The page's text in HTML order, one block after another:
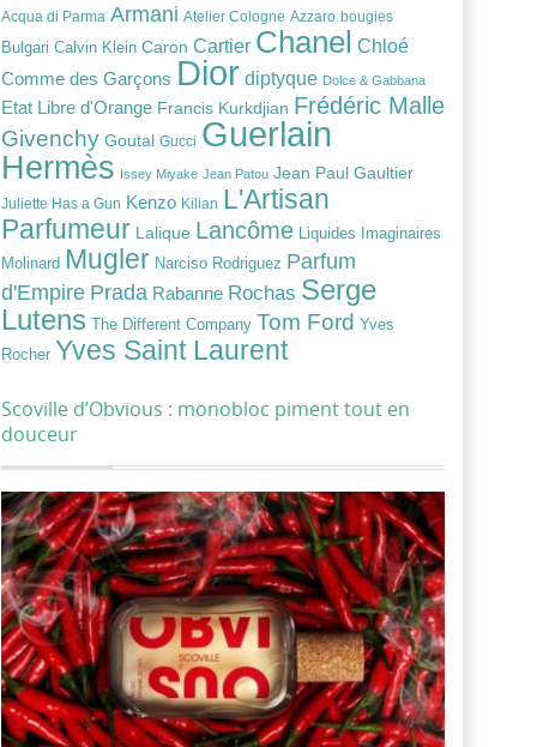
Acqua di Parma Armani Atelier Cologne Azzaro bougies
Bulgari Calvin Klein Caron Cartier Chanel Chloé
Comme des Garçons Dior diptyque Dolce & Gabbana
Etat Libre d'Orange Francis Kurkdjian Frédéric Malle
Givenchy Goutal Gucci Guerlain
Hermès Issey Miyake Jean Patou Jean Paul Gaultier
Juliette Has a Gun Kenzo Kilian L'Artisan
Parfumeur Lalique Lancôme Liquides Imaginaires
Molinard Mugler Narciso Rodriguez Parfum
d'Empire Prada Rabanne Rochas Serge
Lutens
The Different Company Tom Ford Yves
Rocher Yves Saint Laurent
Scoville d’Obvious : monobloc piment tout en
douceur